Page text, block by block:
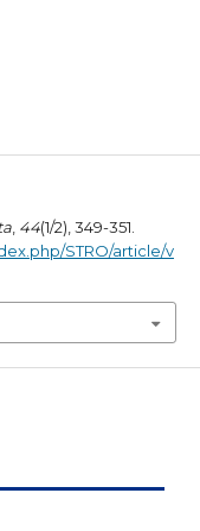
, 44(1/2), 349-351.
STRO/article/v